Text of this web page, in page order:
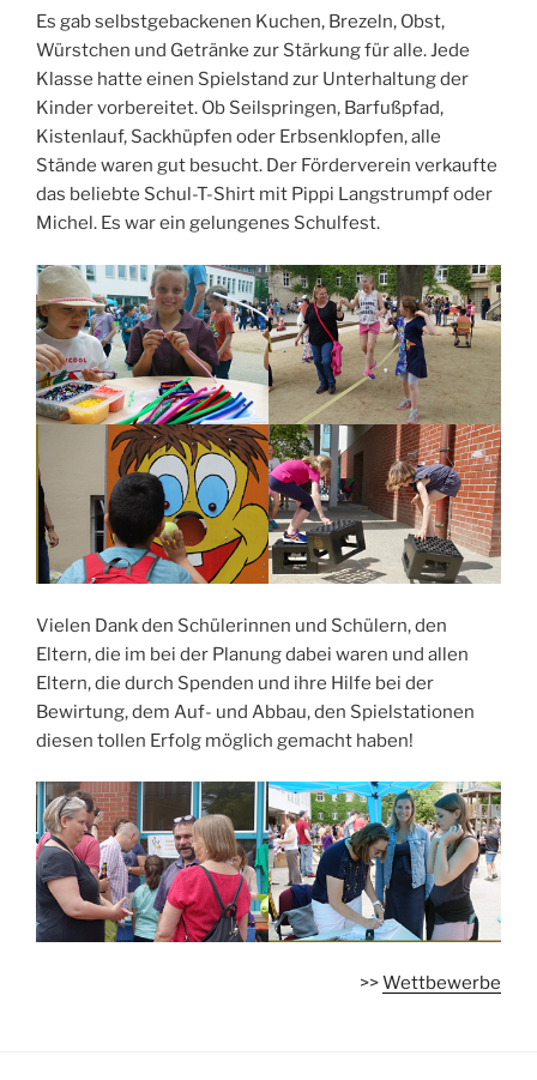
Es gab selbstgebackenen Kuchen, Brezeln, Obst,
Würstchen und Getränke zur Stärkung für alle. Jede
Klasse hatte einen Spielstand zur Unterhaltung der
Kinder vorbereitet. Ob Seilspringen, Barfußpfad,
Kistenlauf, Sackhüpfen oder Erbsenklopfen, alle
Stände waren gut besucht. Der Förderverein verkaufte
das beliebte Schul-T-Shirt mit Pippi Langstrumpf oder
Michel. Es war ein gelungenes Schulfest.
Vielen Dank den Schülerinnen und Schülern, den
Eltern, die im bei der Planung dabei waren und allen
Eltern, die durch Spenden und ihre Hilfe bei der
Bewirtung, dem Auf- und Abbau, den Spielstationen
diesen tollen Erfolg möglich gemacht haben!
>>Wettbewerbe